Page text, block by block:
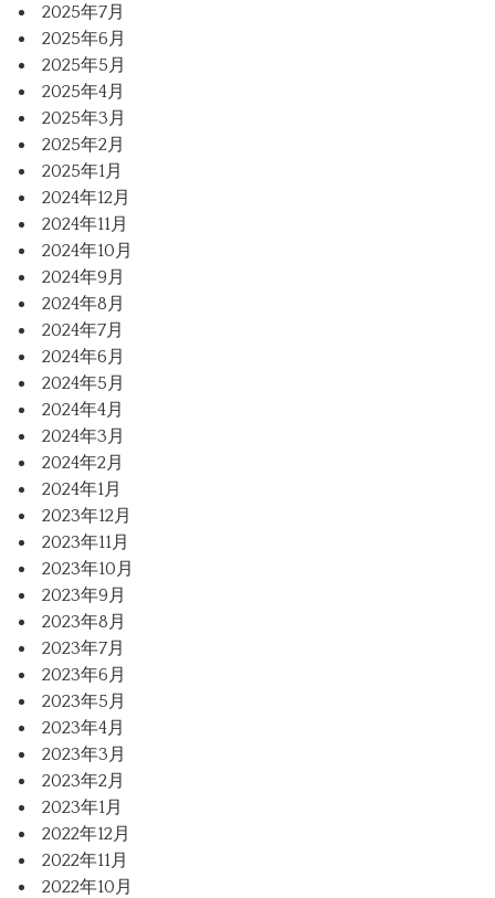
2025年7月
2025年6月
2025年5月
2025年4月
2025年3月
2025年2月
2025年1月
2024年12月
2024年11月
2024年10月
2024年9月
2024年8月
2024年7月
2024年6月
2024年5月
2024年4月
2024年3月
2024年2月
2024年1月
2023年12月
2023年11月
2023年10月
2023年9月
2023年8月
2023年7月
2023年6月
2023年5月
2023年4月
2023年3月
2023年2月
2023年1月
2022年12月
2022年11月
2022年10月